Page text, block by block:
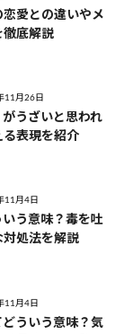
愛との違いやメ
徹底解説
11月26日
がうざいと思われ
る表現を紹介
11月4日
いう意味？毒を吐
対処法を解説
11月4日
どういう意味？気